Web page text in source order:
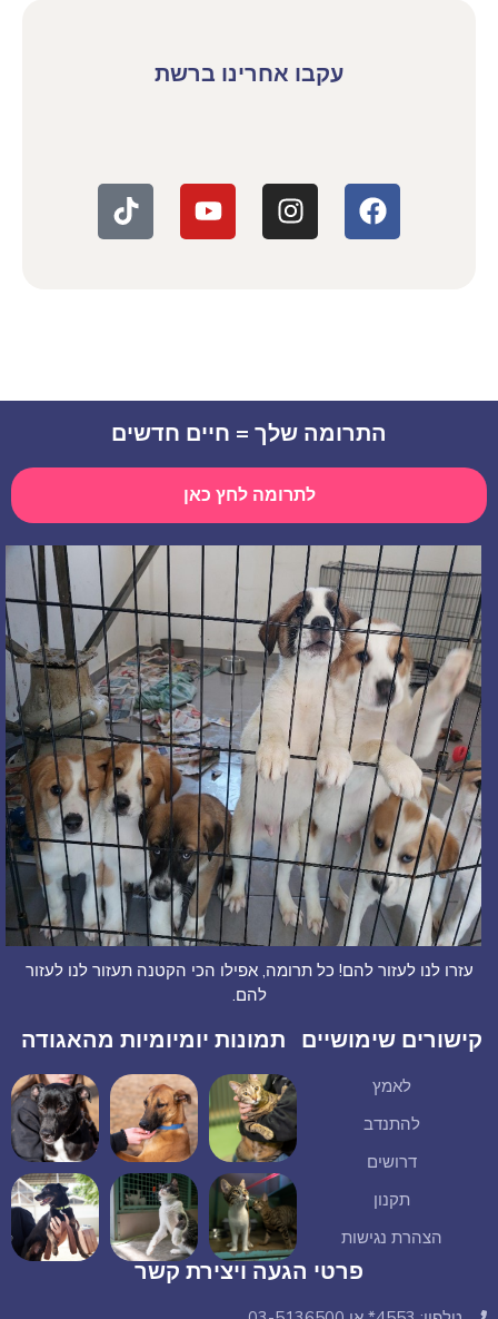
עקבו אחרינו ברשת
התרומה שלך = חיים חדשים
לתרומה לחץ כאן
עזרו לנו לעזור להם! כל תרומה, אפילו הכי הקטנה תעזור לנו לעזור
להם.
קישורים שימושיים
לאמץ
להתנדב
דרושים
תקנון
הצהרת נגישות
תמונות יומיומיות מהאגודה
פרטי הגעה ויצירת קשר